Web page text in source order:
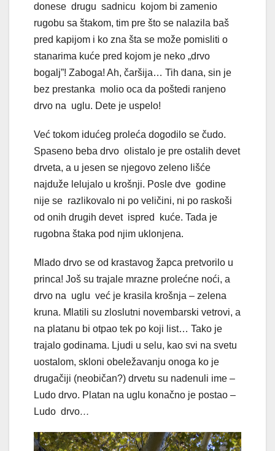
donese drugu sadnicu kojom bi zamenio
rugobu sa štakom, tim pre što se nalazila baš
pred kapijom i ko zna šta se može pomisliti o
stanarima kuće pred kojom je neko „drvo
bogalj”! Zaboga! Ah, čaršija… Tih dana, sin je
bez prestanka molio oca da poštedi ranjeno
drvo na uglu. Dete je uspelo!
Već tokom idućeg proleća dogodilo se čudo.
Spaseno beba drvo olistalo je pre ostalih devet
drveta, a u jesen se njegovo zeleno lišće
najduže lelujalo u krošnji. Posle dve godine
nije se razlikovalo ni po veličini, ni po raskoši
od onih drugih devet ispred kuće. Tada je
rugobna štaka pod njim uklonjena.
Mlado drvo se od krastavog žapca pretvorilo u
princa! Još su trajale mrazne prolećne noći, a
drvo na uglu već je krasila krošnja – zelena
kruna. Mlatili su zloslutni novembarski vetrovi, a
na platanu bi otpao tek po koji list… Tako je
trajalo godinama. Ljudi u selu, kao svi na svetu
uostalom, skloni obeležavanju onoga ko je
drugačiji (neobičan?) drvetu su nadenuli ime –
Ludo drvo. Platan na uglu konačno je postao –
Ludo drvo…